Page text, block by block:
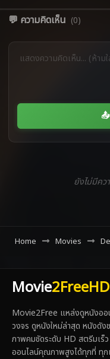
💬 ความคิดเห็น (0)
ยังไม่มีค
Home Movies
Movie2FreeHD
Movie2Free แหล่งดูหนังออ
วงจร ดูหนังใหม่ล่าสุด หนังดั
ภาพคมชัดระดับ HD สตรีมเร็
ออนไลน์คุณภาพสูงได้ทุกที่ ทุก